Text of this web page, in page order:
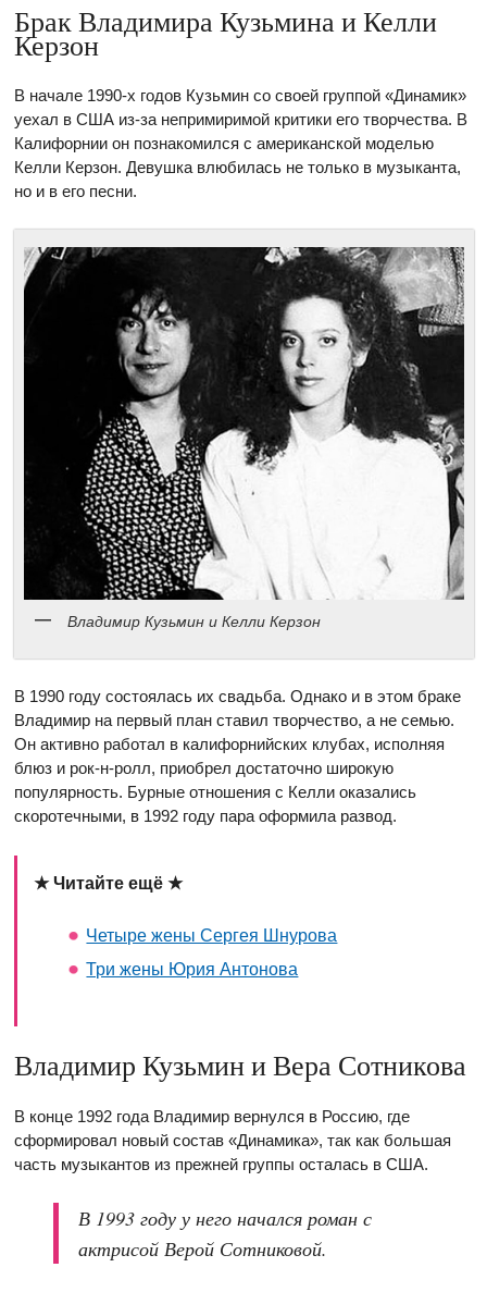
Брак Владимира Кузьмина и Келли
Керзон
В начале 1990-х годов Кузьмин со своей группой «Динамик»
уехал в США из-за непримиримой критики его творчества. В
Калифорнии он познакомился с американской моделью
Келли Керзон. Девушка влюбилась не только в музыканта,
но и в его песни.
Владимир Кузьмин и Келли Керзон
В 1990 году состоялась их свадьба. Однако и в этом браке
Владимир на первый план ставил творчество, а не семью.
Он активно работал в калифорнийских клубах, исполняя
блюз и рок-н-ролл, приобрел достаточно широкую
популярность. Бурные отношения с Келли оказались
скоротечными, в 1992 году пара оформила развод.
★ Читайте ещё ★
Четыре жены Сергея Шнурова
Три жены Юрия Антонова
Владимир Кузьмин и Вера Сотникова
В конце 1992 года Владимир вернулся в Россию, где
сформировал новый состав «Динамика», так как большая
часть музыкантов из прежней группы осталась в США.
В 1993 году у него начался роман с
актрисой Верой Сотниковой.